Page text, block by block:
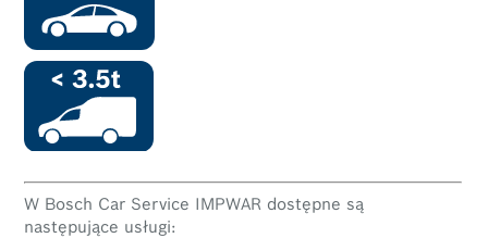
W Bosch Car Service IMPWAR dostępne są
następujące usługi: